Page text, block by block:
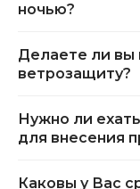
ночью?
Делаете ли вы
ветрозащиту?
Нужно ли
для внесения
Каковы у Вас